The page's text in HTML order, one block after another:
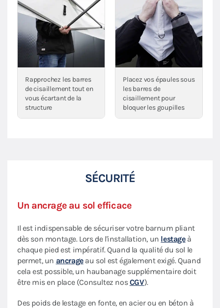
Rapprochez les barres
de cisaillement tout en
vous écartant de la
structure
Placez vos épaules sous
les barres de
cisaillement pour
bloquer les goupilles
SÉCURITÉ
Un ancrage au sol efficace
Il est indispensable de sécuriser votre barnum pliant
dès son montage. Lors de l'installation, un lestageà
chaque pied est impératif. Quand la qualité du sol le
permet, un ancrageau sol est également exigé. Quand
cela est possible, un haubanage supplémentaire doit
être mis en place (Consultez nosCGV).
Des poids de lestage en fonte, en acier ou en béton à